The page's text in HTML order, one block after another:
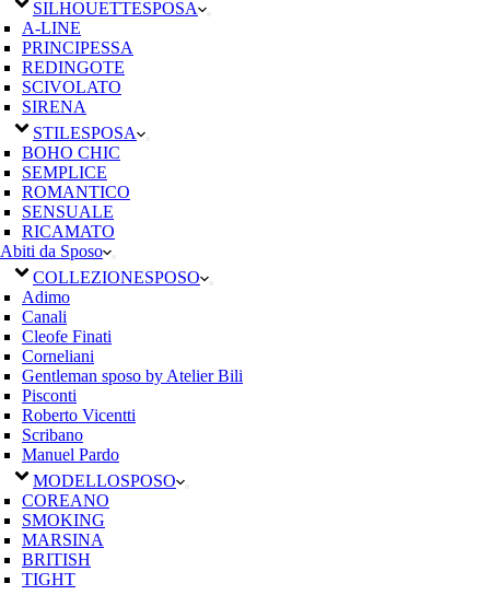
SILHOUETTESPOSA
A-LINE
PRINCIPESSA
REDINGOTE
SCIVOLATO
SIRENA
STILESPOSA
BOHO CHIC
SEMPLICE
ROMANTICO
SENSUALE
RICAMATO
Abiti da Sposo
COLLEZIONESPOSO
Adimo
Canali
Cleofe Finati
Corneliani
Gentleman sposo by Atelier Bili
Pisconti
Roberto Vicentti
Scribano
Manuel Pardo
MODELLOSPOSO
COREANO
SMOKING
MARSINA
BRITISH
TIGHT